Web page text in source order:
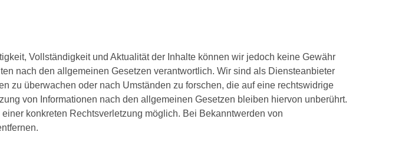
Vollständigkeit und Aktualität der Inhalte können wir jedoch keine Gewähr
nach den allgemeinen Gesetzen verantwortlich. Wir sind als Diensteanbieter
zu überwachen oder nach Umständen zu forschen, die auf eine rechtswidrige
von Informationen nach den allgemeinen Gesetzen bleiben hiervon unberührt.
konkreten Rechtsverletzung möglich. Bei Bekanntwerden von